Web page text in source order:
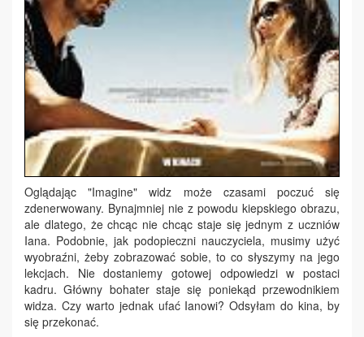
Oglądając "Imagine" widz może czasami poczuć się
zdenerwowany. Bynajmniej nie z powodu kiepskiego obrazu,
ale dlatego, że chcąc nie chcąc staje się jednym z uczniów
Iana. Podobnie, jak podopieczni nauczyciela, musimy użyć
wyobraźni, żeby zobrazować sobie, to co słyszymy na jego
lekcjach. Nie dostaniemy gotowej odpowiedzi w postaci
kadru. Główny bohater staje się poniekąd przewodnikiem
widza. Czy warto jednak ufać Ianowi? Odsyłam do kina, by
się przekonać.